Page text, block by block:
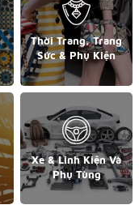
Thời Trang, Trang
Sức & Phụ Kiện
Xe & Linh Kiện Và
Phụ Tùng